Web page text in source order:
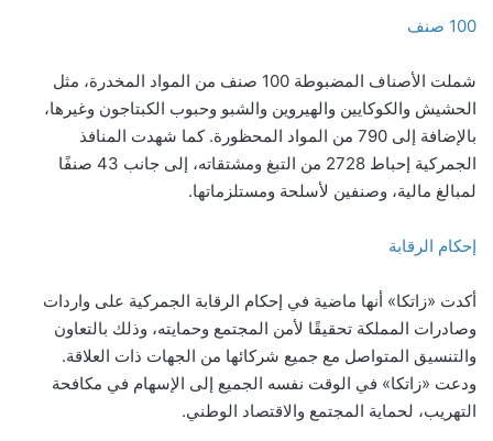
100 صنف
شملت الأصناف المضبوطة 100 صنف من المواد المخدرة، مثل
الحشيش والكوكايين والهيروين والشبو وحبوب الكبتاجون وغيرها،
بالإضافة إلى 790 من المواد المحظورة. كما شهدت المنافذ
الجمركية إحباط 2728 من التبغ ومشتقاته، إلى جانب 43 صنفًا
لمبالغ مالية، وصنفين لأسلحة ومستلزماتها.
إحكام الرقابة
أكدت «زاتكا» أنها ماضية في إحكام الرقابة الجمركية على واردات
وصادرات المملكة تحقيقًا لأمن المجتمع وحمايته، وذلك بالتعاون
والتنسيق المتواصل مع جميع شركائها من الجهات ذات العلاقة.
ودعت «زاتكا» في الوقت نفسه الجميع إلى الإسهام في مكافحة
التهريب، لحماية المجتمع والاقتصاد الوطني.